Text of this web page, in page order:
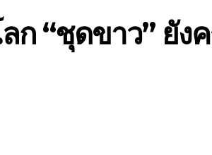
ก “ชุดขาว” ยัง